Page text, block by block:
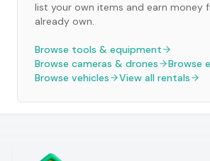
list your own items and earn money
already own.
Browse tools & equipment
Browse cameras & drones
Browse
Browse vehicles
View all rentals